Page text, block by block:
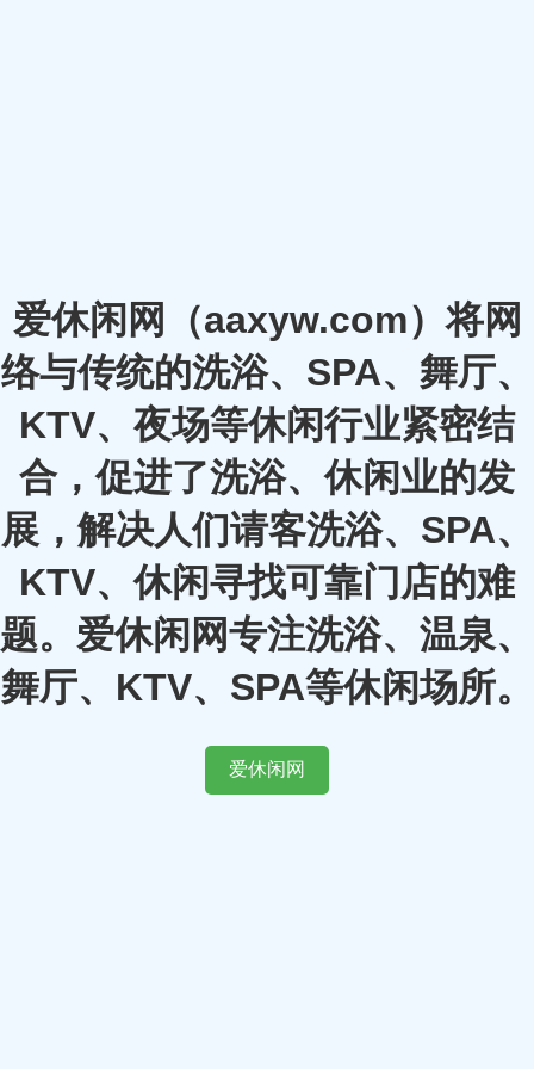
爱休闲网（aaxyw.com）将网
络与传统的洗浴、SPA、舞厅、
KTV、夜场等休闲行业紧密结
合，促进了洗浴、休闲业的发
展，解决人们请客洗浴、SPA、
KTV、休闲寻找可靠门店的难
题。爱休闲网专注洗浴、温泉、
舞厅、KTV、SPA等休闲场所。
爱休闲网